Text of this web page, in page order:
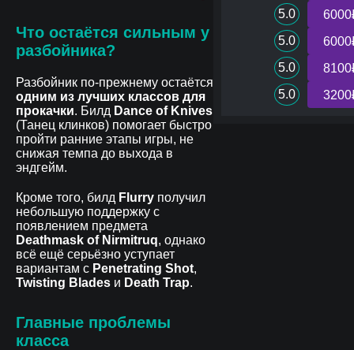
Что остаётся сильным у
разбойника?
Разбойник по-прежнему остаётся
одним из лучших классов для
прокачки. Билд Dance of Knives
(Танец клинков) помогает быстро
пройти ранние этапы игры, не
снижая темпа до выхода в
эндгейм.
Кроме того, билд Flurry получил
небольшую поддержку с
появлением предмета
Deathmask of Nirmitruq, однако
всё ещё серьёзно уступает
вариантам с Penetrating Shot,
Twisting Blades и Death Trap.
Главные проблемы
класса
5.0
5.0
5.0
5.0